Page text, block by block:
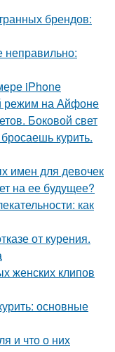
брендов:
неправильно:
iPhone
режим на Айфоне
Боковой свет
курить.
имен для девочек
на ее будущее?
как
от курения.
женских клипов
основные
и что о них